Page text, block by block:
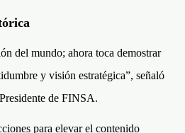
del mundo; ahora toca demostrar
y visión estratégica”, señaló
de FINSA.
para elevar el contenido